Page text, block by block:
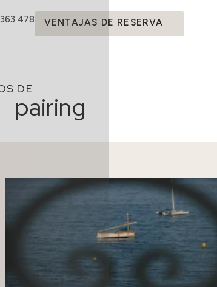
478 VENTAJAS DE RESERVA
DE
pairing